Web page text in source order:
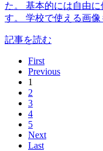
た。 基本的には自由
す。 学校で使える画像
記事を読む
First
Previous
1
2
3
4
5
Next
Last